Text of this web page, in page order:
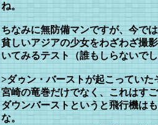
ね。
ちなみに無防備マンですが、今で
貧しいアジアの少女をわざわざ撮
いてみるテスト（誰もしらないで
>ダゥン・バーストが起こっていた
宮崎の竜巻だけでなく、これはす
ダウンバーストというと飛行機は
な。